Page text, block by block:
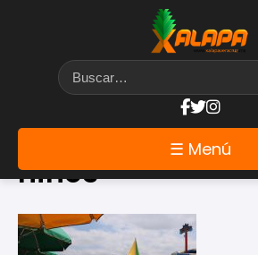
☰ Menú
Etiqueta:
niños